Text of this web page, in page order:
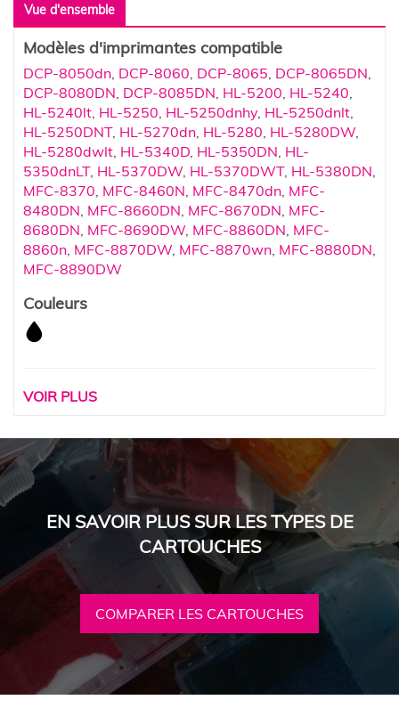
Vue d'ensemble
Modèles d'imprimantes compatible
DCP-8050dn DCP-8060 DCP-8065 DCP-8065DN
DCP-8080DN DCP-8085DN HL-5200 HL-5240
HL-5240lt HL-5250 HL-5250dnhy, HL-5250dnlt
HL-5250DNT, HL-5270dn HL-5280 HL-5280DW
HL-5280dwlt HL-5340D HL-5350DN HL-
5350dnLT, HL-5370DW HL-5370DWT, HL-5380DN
MFC-8370 MFC-8460N MFC-8470dn MFC-
8480DN MFC-8660DN MFC-8670DN MFC-
8680DN MFC-8690DW MFC-8860DN MFC-
8860n MFC-8870DW MFC-8870wn MFC-8880DN
MFC-8890DW
Couleurs
VOIR PLUS
EN SAVOIR PLUS SUR LES TYPES DE
CARTOUCHES
COMPARER LES CARTOUCHES